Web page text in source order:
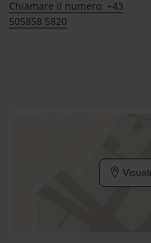
Chiamare il numero: +43
505858 5820